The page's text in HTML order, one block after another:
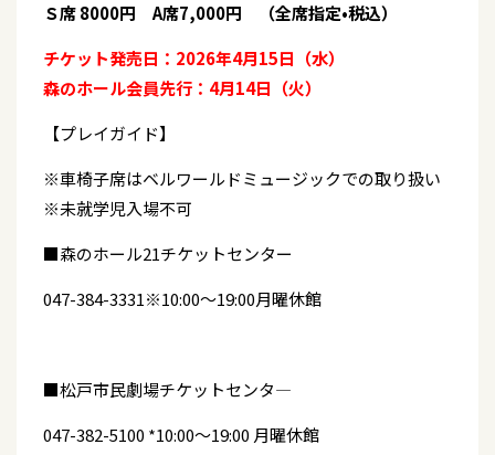
Ｓ席 8000円 A席7,000円 （全席指定•税込）
チケット発売日：2026年4月15日（水）
森のホール会員先行：4月14日（火）
【プレイガイド】
※車椅子席はベルワールドミュージックでの取り扱い
※未就学児入場不可
■森のホール21チケットセンター
047-384-3331※10:00～19:00月曜休館
■松戸市民劇場チケットセンタ—
047-382-5100 *10:00～19:00 月曜休館